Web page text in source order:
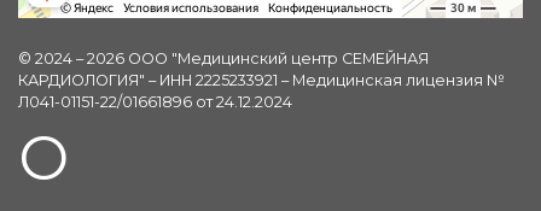
© 2024 – 2026 ООО "Медицинский центр СЕМЕЙНАЯ
КАРДИОЛОГИЯ" – ИНН 2225233921 – Медицинская лицензия №
Л041-01151-22/01661896 от 24.12.2024
О